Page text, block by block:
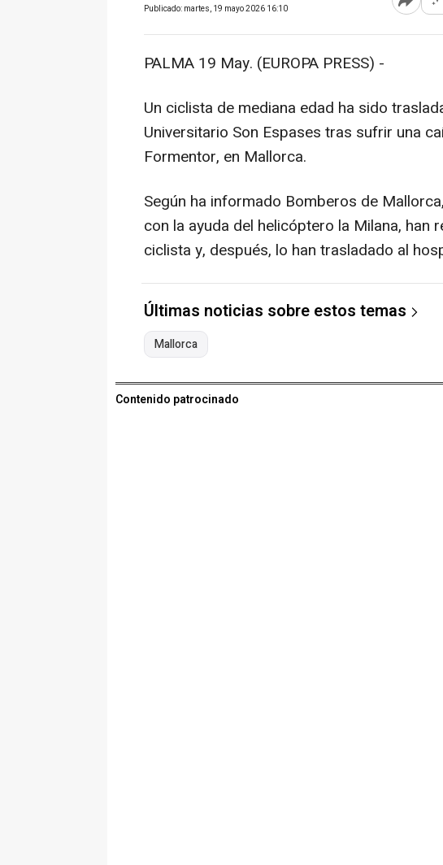
Publicado: martes, 19 mayo 2026 16:10 Abrir
PALMA 19 May. (EUROPA PRESS) -
Un ciclista de mediana edad ha sido
Universitario Son Espases tras sufrir una
Formentor, en Mallorca.
Según ha informado Bomberos de
con la ayuda del helicóptero la Milana, han
ciclista y, después, lo han trasladado al
Últimas noticias sobre estos temas
Mallorca
Contenido patrocinado